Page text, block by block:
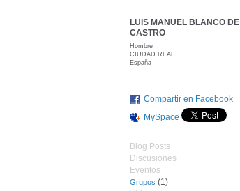
LUIS MANUEL BLANCO DE
CASTRO
Hombre
CIUDAD REAL
España
Compartir en Facebook
MySpace
Blog Posts
Discusiones
Eventos
Grupos (1)